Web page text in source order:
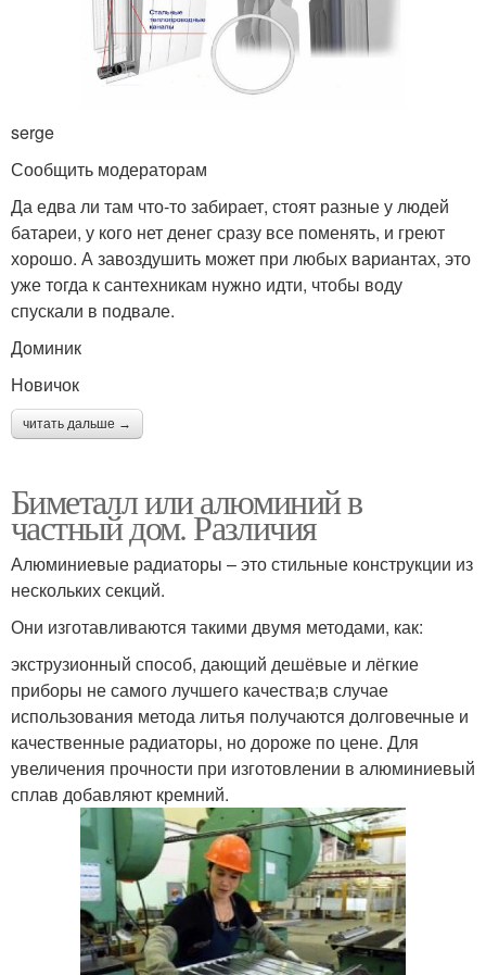
serge
Сообщить модераторам
Да едва ли там что-то забирает, стоят разные у людей
батареи, у кого нет денег сразу все поменять, и греют
хорошо. А завоздушить может при любых вариантах, это
уже тогда к сантехникам нужно идти, чтобы воду
спускали в подвале.
Доминик
Новичок
читать дальше →
Биметалл или алюминий в
частный дом. Различия
Алюминиевые радиаторы – это стильные конструкции из
нескольких секций.
Они изготавливаются такими двумя методами, как:
экструзионный способ, дающий дешёвые и лёгкие
приборы не самого лучшего качества;в случае
использования метода литья получаются долговечные и
качественные радиаторы, но дороже по цене. Для
увеличения прочности при изготовлении в алюминиевый
сплав добавляют кремний.